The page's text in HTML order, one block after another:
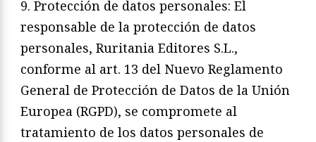
9. Protección de datos personales: El
responsable de la protección de datos
personales, Ruritania Editores S.L.,
conforme al art. 13 del Nuevo Reglamento
General de Protección de Datos de la Unión
Europea (RGPD), se compromete al
tratamiento de los datos personales de